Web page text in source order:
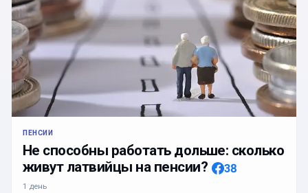
ПЕНСИИ
Не способны работать дольше: сколько
живут латвийцы на пенсии?
38
1 день